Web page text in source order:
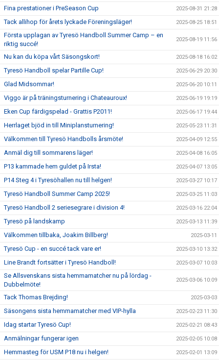
Fina prestationer i PreSeason Cup 2025-08-31 21:28
Tack allihop för årets lyckade Föreningsläger! 2025-08-25 18:51
Första upplagan av Tyresö Handboll Summer Camp – en
riktig succé!
2025-08-19 11:56
Nu kan du köpa vårt Säsongskort! 2025-08-18 16:02
Tyresö Handboll spelar Partille Cup! 2025-06-29 20:30
Glad Midsommar! 2025-06-20 10:11
Viggo är på träningsturnering i Chateauroux! 2025-06-19 19:19
Eken Cup färdigspelad - Grattis P2011! 2025-06-17 19:44
Herrlaget bjöd in till Miniplansturnering! 2025-05-23 11:31
Välkommen till Tyresö Handbolls årsmöte! 2025-04-09 12:55
Anmäl dig till sommarens läger! 2025-04-08 16:05
P13 kammade hem guldet på Irsta! 2025-04-07 13:05
P14 Steg 4 i Tyresöhallen nu till helgen! 2025-03-27 10:17
Tyresö Handboll Summer Camp 2025! 2025-03-25 11:03
Tyresö Handboll 2 seriesegrare i division 4! 2025-03-16 22:04
Tyresö på landskamp 2025-03-13 11:39
Välkommen tillbaka, Joakim Billberg! 2025-03-11
Tyresö Cup - en succé tack vare er! 2025-03-10 13:32
Line Brandt fortsätter i Tyresö Handboll! 2025-03-07 10:03
Se Allsvenskans sista hemmamatcher nu på lördag -
Dubbelmöte!
2025-03-06 10:09
Tack Thomas Brejding! 2025-03-03
Säsongens sista hemmamatcher med VIP-hylla 2025-02-23 11:30
Idag startar Tyresö Cup! 2025-02-21 08:43
Anmälningar fungerar igen 2025-02-05 10:08
Hemmasteg för USM P18 nu i helgen! 2025-02-01 13:09